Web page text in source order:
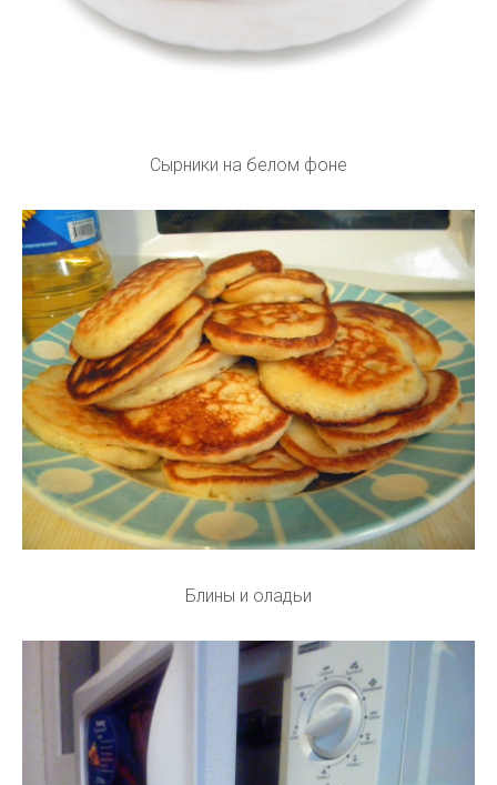
Сырники на белом фоне
Блины и оладьи